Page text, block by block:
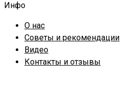
Инфо
О нас
Советы и рекомендации
Видео
Контакты и отзывы